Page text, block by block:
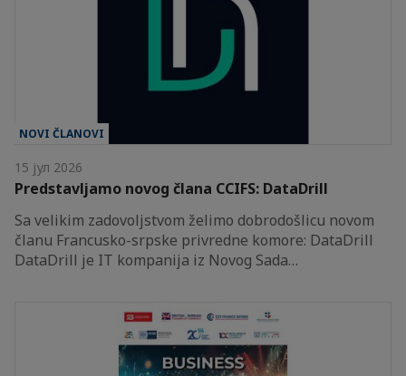
NOVI ČLANOVI
15 јул 2026
Predstavljamo novog člana CCIFS: DataDrill
Sa velikim zadovoljstvom želimo dobrodošlicu novom
članu Francusko-srpske privredne komore: DataDrill
DataDrill je IT kompanija iz Novog Sada…